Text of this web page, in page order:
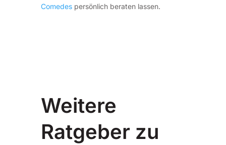
Comedespersönlich beraten lassen.
Weitere
Ratgeber zu